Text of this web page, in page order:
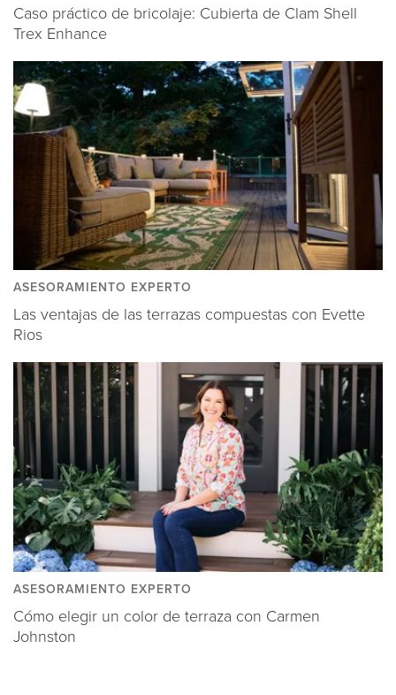
Caso práctico de bricolaje: Cubierta de Clam Shell
Trex Enhance
ASESORAMIENTO EXPERTO
Las ventajas de las terrazas compuestas con Evette
Rios
ASESORAMIENTO EXPERTO
Cómo elegir un color de terraza con Carmen
Johnston